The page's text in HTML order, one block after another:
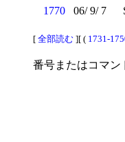
1770
06/ 9/ 7
[ 全部読む ][ ( 1731-
番号またはコマン